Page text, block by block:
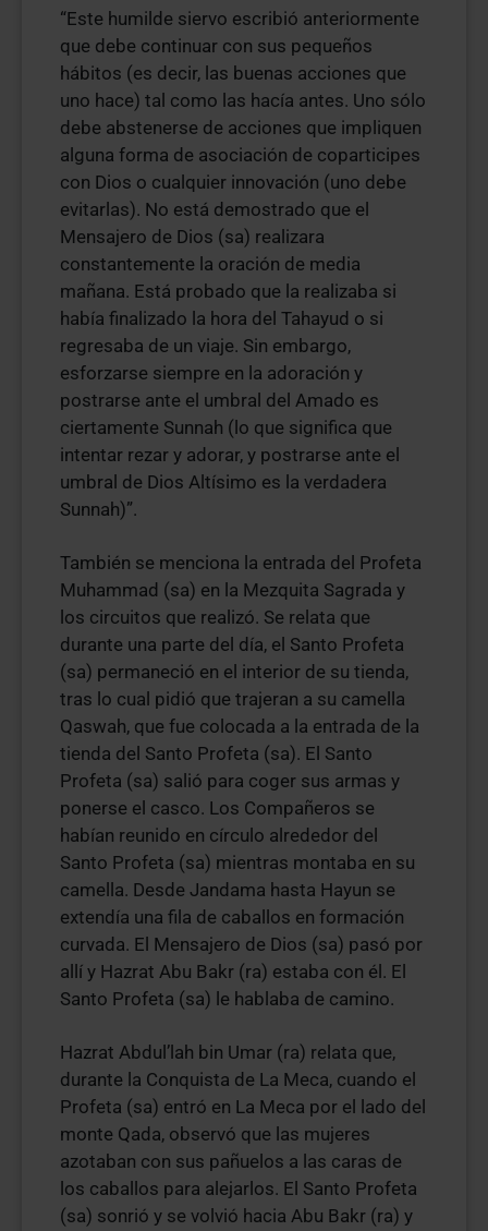
“Este humilde siervo escribió anteriormente
que debe continuar con sus pequeños
hábitos (es decir, las buenas acciones que
uno hace) tal como las hacía antes. Uno sólo
debe abstenerse de acciones que impliquen
alguna forma de asociación de coparticipes
con Dios o cualquier innovación (uno debe
evitarlas). No está demostrado que el
Mensajero de Dios (sa) realizara
constantemente la oración de media
mañana. Está probado que la realizaba si
había finalizado la hora del Tahayud o si
regresaba de un viaje. Sin embargo,
esforzarse siempre en la adoración y
postrarse ante el umbral del Amado es
ciertamente Sunnah (lo que significa que
intentar rezar y adorar, y postrarse ante el
umbral de Dios Altísimo es la verdadera
Sunnah)”.
También se menciona la entrada del Profeta
Muhammad (sa) en la Mezquita Sagrada y
los circuitos que realizó. Se relata que
durante una parte del día, el Santo Profeta
(sa) permaneció en el interior de su tienda,
tras lo cual pidió que trajeran a su camella
Qaswah, que fue colocada a la entrada de la
tienda del Santo Profeta (sa). El Santo
Profeta (sa) salió para coger sus armas y
ponerse el casco. Los Compañeros se
habían reunido en círculo alrededor del
Santo Profeta (sa) mientras montaba en su
camella. Desde Jandama hasta Hayun se
extendía una fila de caballos en formación
curvada. El Mensajero de Dios (sa) pasó por
allí y Hazrat Abu Bakr (ra) estaba con él. El
Santo Profeta (sa) le hablaba de camino.
Hazrat Abdul’lah bin Umar (ra) relata que,
durante la Conquista de La Meca, cuando el
Profeta (sa) entró en La Meca por el lado del
monte Qada, observó que las mujeres
azotaban con sus pañuelos a las caras de
los caballos para alejarlos. El Santo Profeta
(sa) sonrió y se volvió hacia Abu Bakr (ra) y